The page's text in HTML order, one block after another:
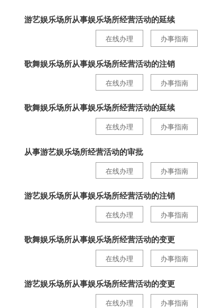
游艺娱乐场所从事娱乐场所经营活动的延续
办事指南
在线办理
歌舞娱乐场所从事娱乐场所经营活动的注销
办事指南
在线办理
歌舞娱乐场所从事娱乐场所经营活动的延续
办事指南
在线办理
从事游艺娱乐场所经营活动的审批
办事指南
在线办理
游艺娱乐场所从事娱乐场所经营活动的注销
办事指南
在线办理
歌舞娱乐场所从事娱乐场所经营活动的变更
办事指南
在线办理
游艺娱乐场所从事娱乐场所经营活动的变更
办事指南
在线办理